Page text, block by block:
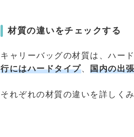
材質の違いをチェックする
キャリーバッグの材質は、ハー
行にはハードタイプ、 国内の出
それぞれの材質の違いを詳しく